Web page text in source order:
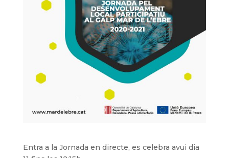
Entra a la Jornada en directe, es celebra avui dia